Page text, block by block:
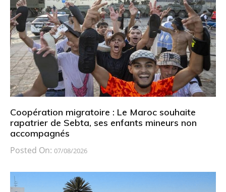
Coopération migratoire : Le Maroc souhaite
rapatrier de Sebta, ses enfants mineurs non
accompagnés
Posted On: 07/08/2026